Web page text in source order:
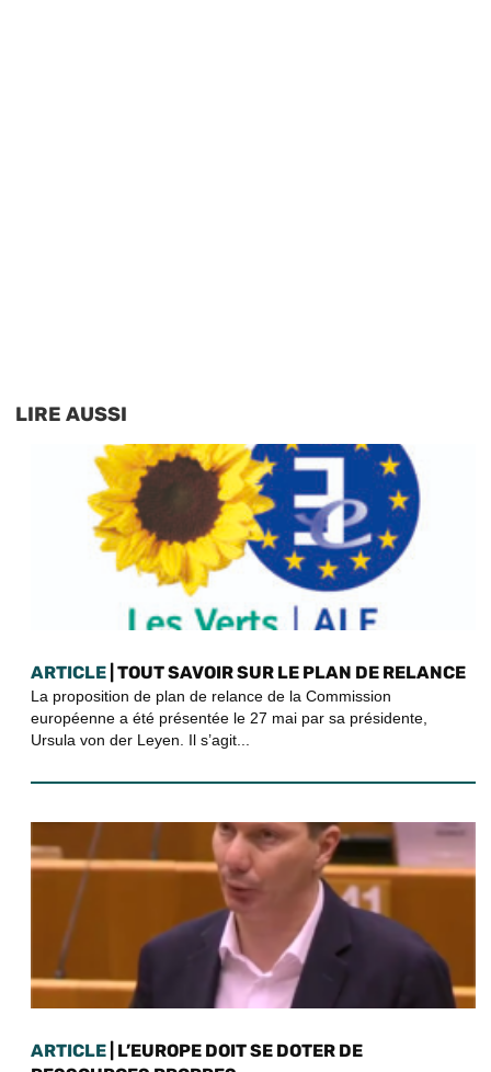
LIRE AUSSI
ARTICLE | TOUT SAVOIR SUR LE PLAN DE RELANCE
La proposition de plan de relance de la Commission
européenne a été présentée le 27 mai par sa présidente,
Ursula von der Leyen. Il s’agit...
ARTICLE | L’EUROPE DOIT SE DOTER DE